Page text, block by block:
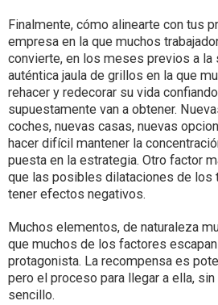
Finalmente, cómo alinearte con tus
empresa en la que muchos
convierte, en los meses previos a la
auténtica jaula de grillos en la que
rehacer y redecorar su vida
supuestamente van a obtener.
coches, nuevas casas, nuevas
hacer difícil mantener la
puesta en la estrategia. Otro factor
que las posibles dilataciones de los
tener efectos negativos.
Muchos elementos, de naturaleza
que muchos de los factores
protagonista. La recompensa es
pero el proceso para llegar a ella, sin
sencillo.